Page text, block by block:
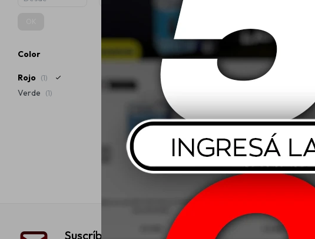
Cobril Agua Radiador 5L -
Roja
Color
Rojo (1)
Verde (1)
Suscríbete a nuestra newsletter